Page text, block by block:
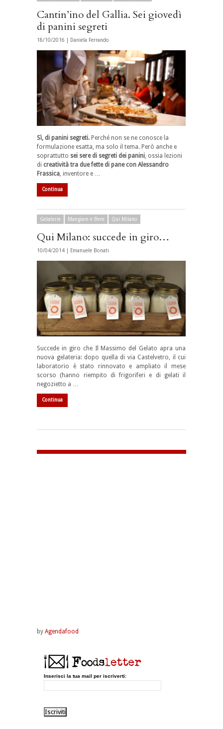
Cantin’ino del Gallia. Sei giovedì
di panini segreti
18/10/2016 | Daniela Ferrando
Sì, di panini segreti. Perché non se ne conosce la
formulazione esatta, ma solo il tema. Però anche e
soprattutto sei sere di segreti dei panini, ossia lezioni
di creatività tra due fette di pane con Alessandro
Frassica, inventore e …
Continua
Gelaterie Mangiare e Bere Qui Milano
Qui Milano: succede in giro…
10/04/2014 | Emanuele Bonati
Succede in giro che Il Massimo del Gelato apra una
nuova gelateria: dopo quella di via Castelvetro, il cui
laboratorio è stato rinnovato e ampliato il mese
scorso (hanno riempito di frigoriferi e di gelati il
negozietto a …
Continua
by Agendafood
Inserisci la tua mail per iscriverti: